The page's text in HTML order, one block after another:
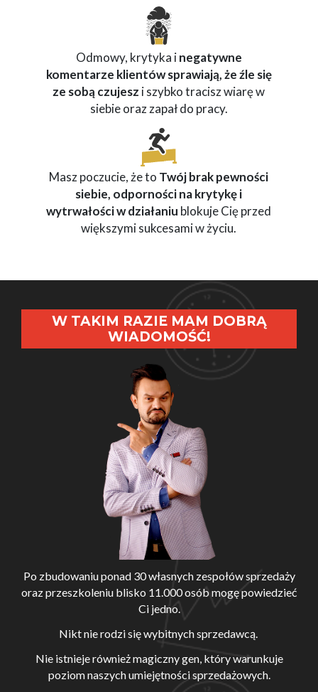
Odmowy, krytyka inegatywne
komentarze klientów sprawiają, że źle się
ze sobą czujesz i szybko tracisz wiarę w
siebie oraz zapał do pracy.
Masz poczucie, że to Twój brak pewności
siebie, odporności na krytykę i
wytrwałości w działaniu blokuje Cię przed
większymi sukcesami w życiu.
W TAKIM RAZIE MAM DOBRĄ
WIADOMOŚĆ!
Po zbudowaniu ponad 30 własnych zespołów sprzedaży
oraz przeszkoleniu blisko 11.000 osób mogę powiedzieć
Ci jedno.
Nikt nie rodzi się wybitnych sprzedawcą.
Nie istnieje również magiczny gen, który warunkuje
poziom naszych umiejętności sprzedażowych.